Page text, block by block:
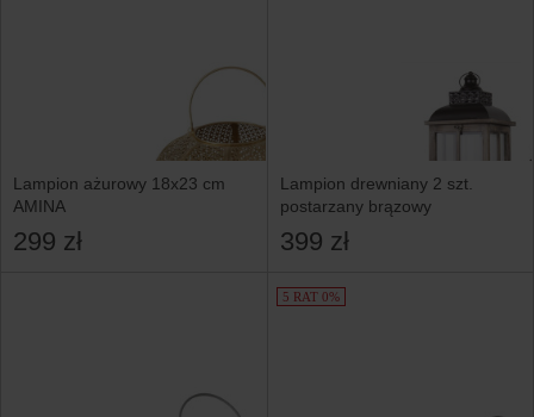
Lampion ażurowy 18x23 cm
AMINA
299 zł
Lampion drewniany 2 szt.
postarzany brązowy
399 zł
5 RAT 0%